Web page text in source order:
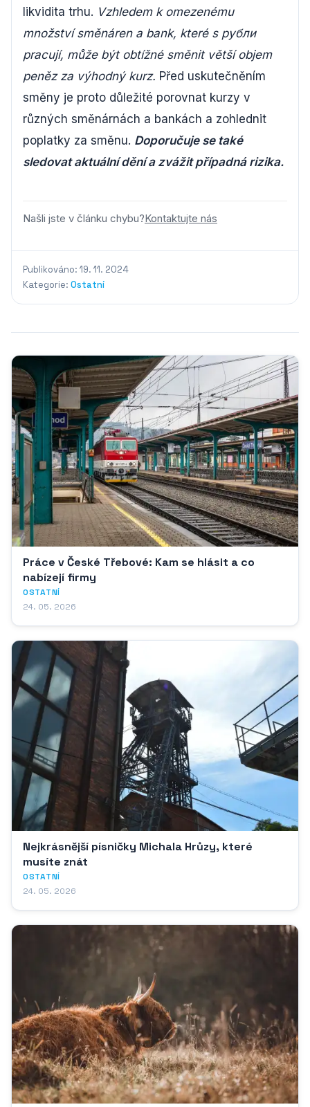
likvidita trhu. Vzhledem k omezenému
množství směnáren a bank, které s рубли
pracují, může být obtížné směnit větší objem
peněz za výhodný kurz. Před uskutečněním
směny je proto důležité porovnat kurzy v
různých směnárnách a bankách a zohlednit
poplatky za směnu. Doporučuje se také
sledovat aktuální dění a zvážit případná rizika.
Našli jste v článku chybu?Kontaktujte nás
Publikováno: 19. 11. 2024
Kategorie: Ostatní
Práce v České Třebové: Kam se hlásit a co
nabízejí firmy
OSTATNÍ
24. 05. 2026
Nejkrásnější písničky Michala Hrůzy, které
musíte znát
OSTATNÍ
24. 05. 2026